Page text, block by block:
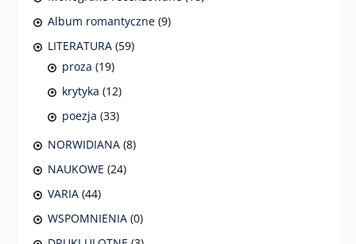
Album romantyczne (9)
LITERATURA (59)
proza (19)
krytyka (12)
poezja (33)
NORWIDIANA (8)
NAUKOWE (24)
VARIA (44)
WSPOMNIENIA (0)